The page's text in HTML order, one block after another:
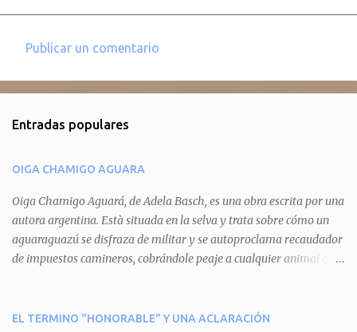
e
t
a
r
i
o
Publicar un comentario
Entradas populares
OIGA CHAMIGO AGUARA
Oiga Chamigo Aguará, de Adela Basch, es una obra escrita por una
autora argentina. Està situada en la selva y trata sobre cómo un
aguaraguazú se disfraza de militar y se autoproclama recaudador
de impuestos camineros, cobrándole peaje a cualquier animal que
aguará le provoca. De igual manera pasa con Tatú, el armadillo.
EL TERMINO "HONORABLE" Y UNA ACLARACIÓN